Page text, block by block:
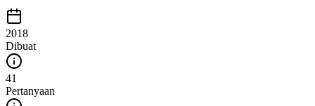
2018
Dibuat
41
Pertanyaan